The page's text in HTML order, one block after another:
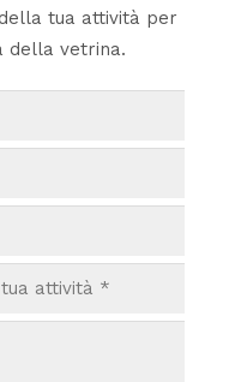
tua attività per
della vetrina.